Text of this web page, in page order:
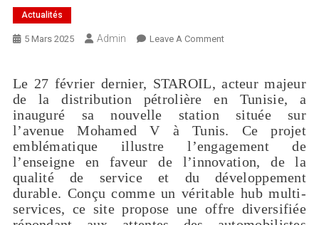
Actualités
5 Mars 2025 Admin Leave A Comment
Le 27 février dernier, STAROIL, acteur majeur
de la distribution pétrolière en Tunisie, a
inauguré sa nouvelle station située sur
l’avenue Mohamed V à Tunis. Ce projet
emblématique illustre l’engagement de
l’enseigne en faveur de l’innovation, de la
qualité de service et du développement
durable. Conçu comme un véritable hub multi-
services, ce site propose une offre diversifiée